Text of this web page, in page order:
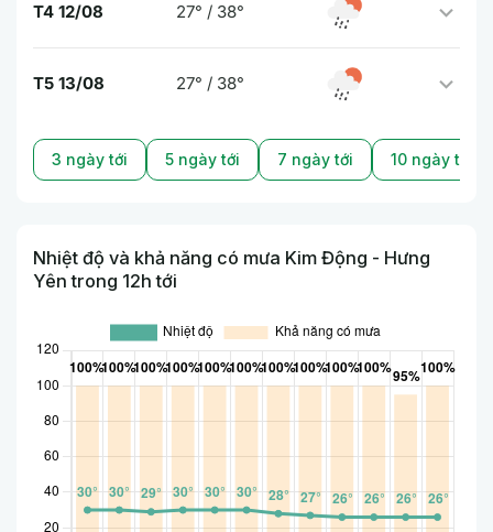
T4 12/08 27° / 38°
T5 13/08 27° / 38°
3 ngày tới 5 ngày tới 7 ngày tới 10 ngày tới
Nhiệt độ và khả năng có mưa Kim Động - Hưng
Yên trong 12h tới